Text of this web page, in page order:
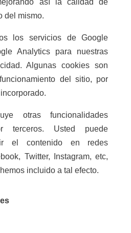
así la calidad de
del mismo.
los servicios de Google
Analytics para nuestras
Algunas cookies son
del sitio, por
otras funcionalidades
terceros. Usted puede
el contenido en redes
Twitter, Instagram, etc,
incluido a tal efecto.